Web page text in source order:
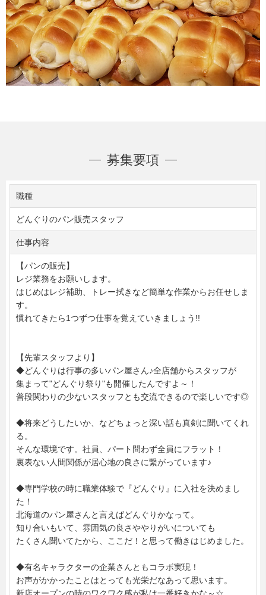
募集要項
職種
どんぐりのパン販売スタッフ
仕事内容
【パンの販売】
レジ業務をお願いします。
はじめはレジ補助、トレー拭きなど簡単な作業からお任せしま
す。
慣れてきたら1つずつ仕事を覚えていきましょう!!
【先輩スタッフより】
◆どんぐりは行事の多いパン屋さん♪全店舗からスタッフが
集まって"どんぐり祭り"も開催したんですよ～！
普段関わりの少ないスタッフとも交流できるので楽しいです◎
◆将来どうしたいか、などちょっと深い話も真剣に聞いてくれ
る。
そんな環境です。社員、パート問わず全員にフラット！
裏表ない人間関係が居心地の良さに繋がっています♪
◆専門学校の時に職業体験で『どんぐり』に入社を決めまし
た！
北海道のパン屋さんと言えばどんぐりかなって。
知り合いもいて、雰囲気の良さややりがいについても
たくさん聞いてたから、ここだ！と思って働きはじめました。
◆有名キャラクターの企業さんともコラボ実現！
お声がかかったことはとっても光栄だなあって思います。